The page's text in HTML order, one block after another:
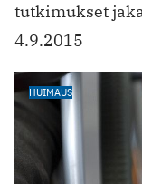
tutkimukset
4.9.2015
HUIMAUS